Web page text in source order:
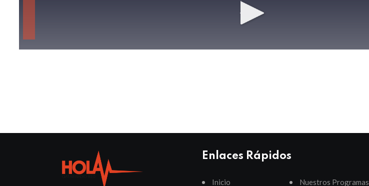
Enlaces Rápidos
Inicio Nuestros Programas